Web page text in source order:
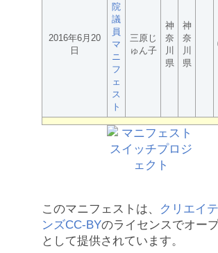
2016年6月20
日
院
議
員
マ
ニ
フ
ェ
ス
ト
三原じ
ゅん子
神
奈
川
県
神
奈
川
県
このマニフェストは、
クリエイ
ンズCC-BYのライセンスでオー
として提供されています。